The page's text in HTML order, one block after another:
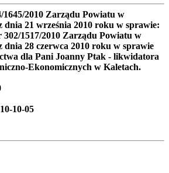
1645/2010 Zarządu Powiatu w
dnia 21 września 2010 roku w sprawie:
302/1517/2010 Zarządu Powiatu w
dnia 28 czerwca 2010 roku w sprawie
dla Pani Joanny Ptak - likwidatora
Ekonomicznych w Kaletach.
10-05